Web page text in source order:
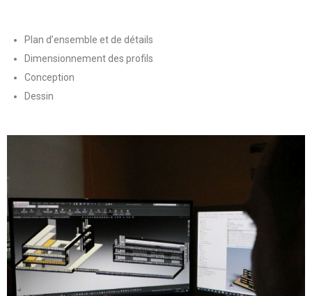
Plan d’ensemble et de détails
Dimensionnement des profils
Conception
Dessin